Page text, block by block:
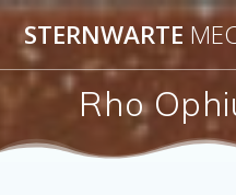
Zum
Inhalt
springen
STERNWARTE
Rho